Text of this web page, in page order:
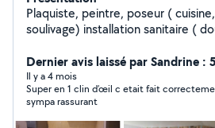
Plaquiste, peintre, poseur (
soulivage) installation sanitaire (
vinyle...
Dernier avis laissé par Sandrine :
Il y a 4 mois
Super en 1 clin d’œil c etait fait
sympa rassurant